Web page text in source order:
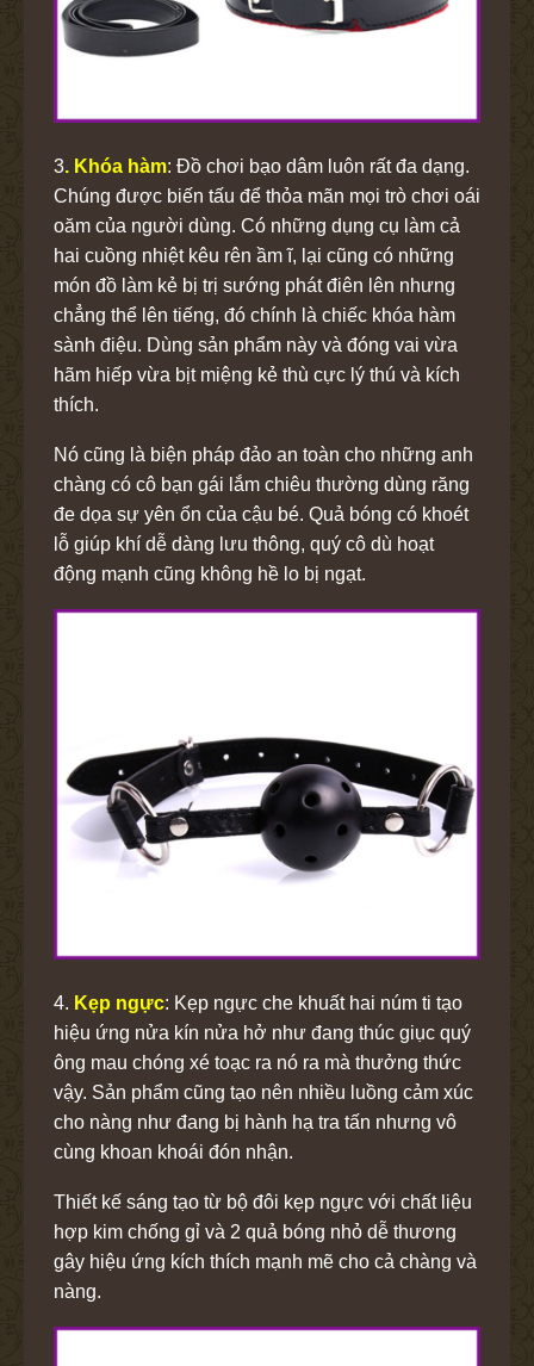
3. Khóa hàm: Đồ chơi bạo dâm luôn rất đa dạng.
Chúng được biến tấu để thỏa mãn mọi trò chơi oái
oăm của người dùng. Có những dụng cụ làm cả
hai cuồng nhiệt kêu rên ầm ĩ, lại cũng có những
món đồ làm kẻ bị trị sướng phát điên lên nhưng
chẳng thể lên tiếng, đó chính là chiếc khóa hàm
sành điệu. Dùng sản phẩm này và đóng vai vừa
hãm hiếp vừa bịt miệng kẻ thù cực lý thú và kích
thích.
Nó cũng là biện pháp đảo an toàn cho những anh
chàng có cô bạn gái lắm chiêu thường dùng răng
đe dọa sự yên ổn của cậu bé. Quả bóng có khoét
lỗ giúp khí dễ dàng lưu thông, quý cô dù hoạt
động mạnh cũng không hề lo bị ngạt.
4. Kẹp ngực: Kẹp ngực che khuất hai núm ti tạo
hiệu ứng nửa kín nửa hở như đang thúc giục quý
ông mau chóng xé toạc ra nó ra mà thưởng thức
vậy. Sản phẩm cũng tạo nên nhiều luồng cảm xúc
cho nàng như đang bị hành hạ tra tấn nhưng vô
cùng khoan khoái đón nhận.
Thiết kế sáng tạo từ bộ đôi kẹp ngực với chất liệu
hợp kim chống gỉ và 2 quả bóng nhỏ dễ thương
gây hiệu ứng kích thích mạnh mẽ cho cả chàng và
nàng.